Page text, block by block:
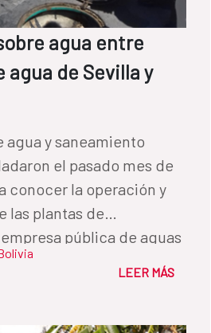
agua entre
agua de Sevilla y
y saneamiento
el pasado mes de
conocer la operación y
las plantas de
pública de aguas
LEER MÁS